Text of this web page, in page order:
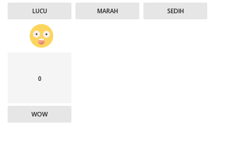
LUCU MARAH SEDIH
0
WOW